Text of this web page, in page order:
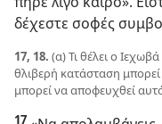
δέχεστε σοφές
17, 18. (α) Τι θέλει ο
θλιβερή κατάσταση
μπορεί να αποφευχθεί
17